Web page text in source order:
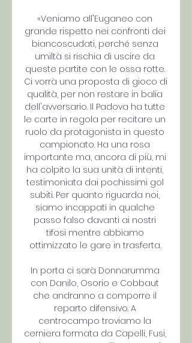
«Veniamo all'Euganeo con
grande rispetto nei confronti dei
biancoscudati, perché senza
umiltà si rischia di uscire da
queste partite con le ossa rotte.
Ci vorrà una proposta di gioco di
qualità, per non restare in balia
dell'avversario. Il Padova ha tutte
le carte in regola per recitare un
ruolo da protagonista in questo
campionato. Ha una rosa
importante ma, ancora di più, mi
ha colpito la sua unità di intenti,
testimoniata dai pochissimi gol
subiti. Per quanto riguarda noi,
siamo incappati in qualche
passo falso davanti ai nostri
tifosi mentre abbiamo
ottimizzato le gare in trasferta.
In porta ci sarà Donnarumma
con Danilo, Osorio e Cobbaut
che andranno a comporre il
reparto difensivo. A
centrocampo troviamo la
cerniera formata da Capelli, Fusi,